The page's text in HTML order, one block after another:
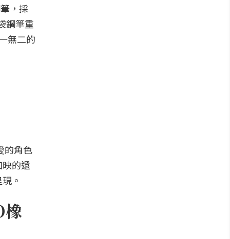
，採
鋼筆重
無二的
的角色
的還
。
橡